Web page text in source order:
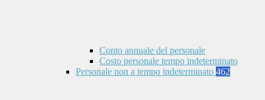
Conto annuale del personale
Costo personale tempo indeterminato
Personale non a tempo indeterminato 462